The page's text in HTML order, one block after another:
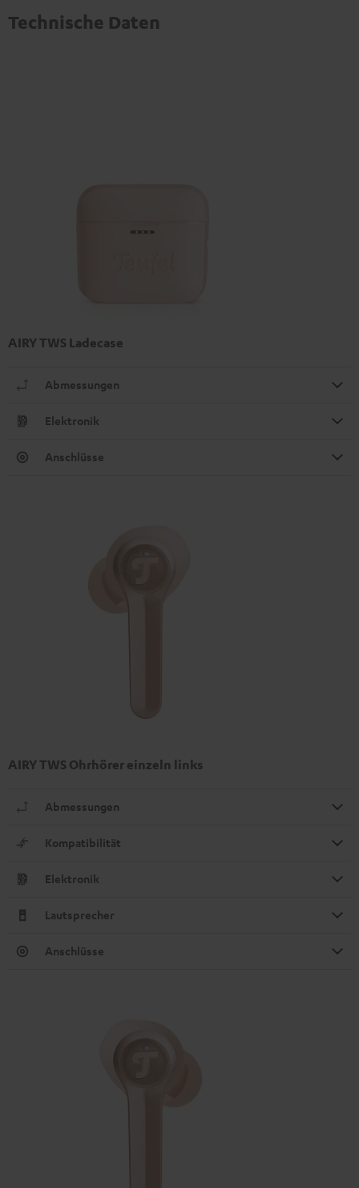
Technische Daten
AIRY TWS Ladecase
Abmessungen
Elektronik
Anschlüsse
AIRY TWS Ohrhörer einzeln links
Abmessungen
Kompatibilität
Elektronik
Lautsprecher
Anschlüsse